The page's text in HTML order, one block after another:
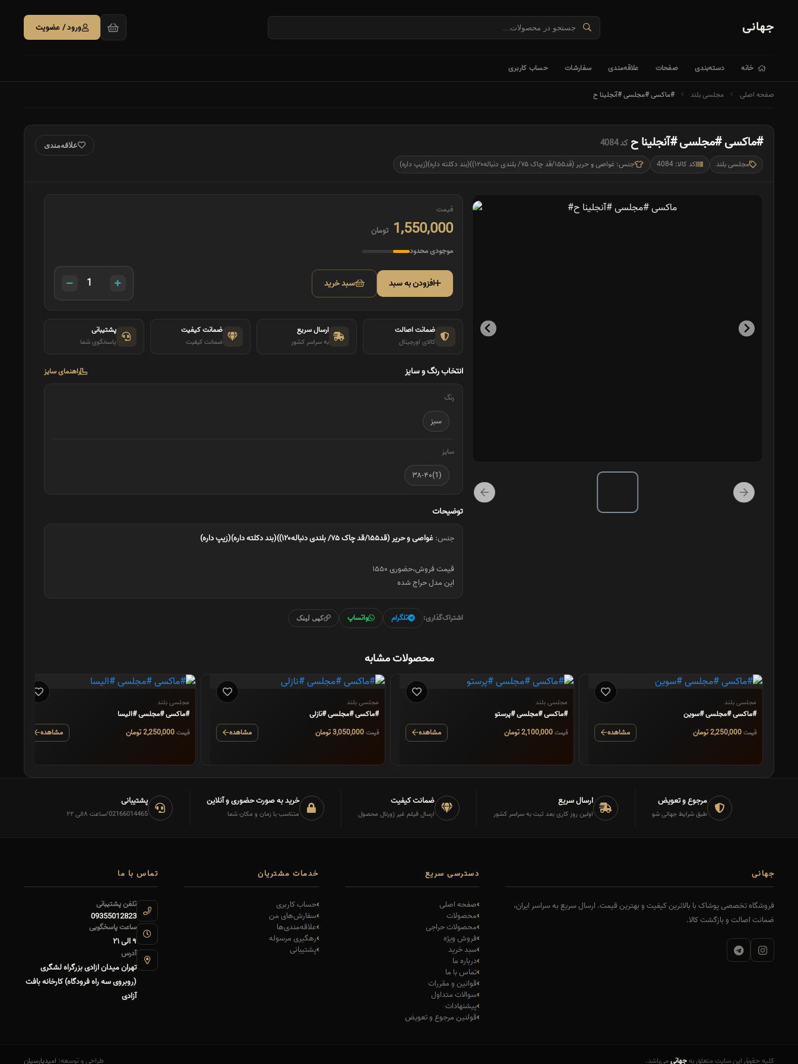
جهانی ورود / عضویت
خانه دسته‌بندی صفحات علاقه‌مندی سفارشات حساب کاربری
صفحه اصلی مجلسی بلند #ماکسی #مجلسی #آنجلینا ح
#ماکسی #مجلسی #آنجلینا حکد 4084
مجلسی بلند کد کالا: 4084 جنس: غواصی و حریر (قد۱۵۵/قد چاک ۷۵/ بلندی دنباله۱۲۰))(بند دکلته داره)(زیپ داره)
علاقه‌مندی
قیمت
1,550,000 تومان
موجودی محدود
افزودن به سبد سبد خرید
ضمانت اصالت
کالای اورجینال
ارسال سریع
به سراسر کشور
ضمانت کیفیت
ضمانت کیفیت
پشتیبانی
پاسخگوی شما
انتخاب رنگ و سایز راهنمای سایز
رنگ
سبز
سایز
(1)۳۸-۴۰
توضیحات
جنس:غواصی و حریر (قد۱۵۵/قد چاک ۷۵/ بلندی دنباله۱۲۰))(بند دکلته داره)(زیپ داره)
این مدل حراج شده
اشتراک‌گذاری: تلگرام واتساپ کپی لینک
محصولات مشابه
مجلسی بلند
#ماکسی #مجلسی #سوین
قیمت مشاهده
مجلسی بلند
#ماکسی #مجلسی #پرستو
قیمت2,100,000 تومان مشاهده
مجلسی بلند
#ماکسی #مجلسی #نازلی
قیمت3,050,000 تومان مشاهده
مجلسی بلند
#ماکسی #مجلسی #الیسا
قیمت2,250,000 تومان مشاهده
مرجوع و تعویض
طبق شرایط جهانی شو
ارسال سریع
اولین روز کاری بعد ثبت به سراسر کشور
ضمانت کیفیت
ارسال فیلم غیر ژورنال محصول
خرید به صورت حضوری و آنلاین
متناسب با زمان و مکان شما
پشتیبانی
02166014465/ساعت ۸الی ۲۲
جهانی
فروشگاه تخصصی پوشاک با بالاترین کیفیت و بهترین قیمت. ارسال سریع به سراسر ایران،
ضمانت اصالت و بازگشت کالا.
دسترسی سریع
صفحه اصلی
محصولات
محصولات حراجی
فروش ویژه
سبد خرید
درباره ما
تماس با ما
قوانین و مقررات
سوالات متداول
پیشنهادات
قولنین مرجوع و تعویض
خدمات مشتریان
حساب کاربری
سفارش‌های من
علاقه‌مندی‌ها
رهگیری مرسوله
پشتیبانی
تماس با ما
تلفن پشتیبانی
09355012823
ساعت پاسخگویی
۹ الی ۲۱
آدرس
تهران میدان ازادی بزرگراه لشگری
(روبروی سه راه فرودگاه) کارخانه بافت
آزادی
کلیه حقوق این سایت متعلق بهجهانیمی‌باشد. طراحی و توسعه: امیدپارسیان